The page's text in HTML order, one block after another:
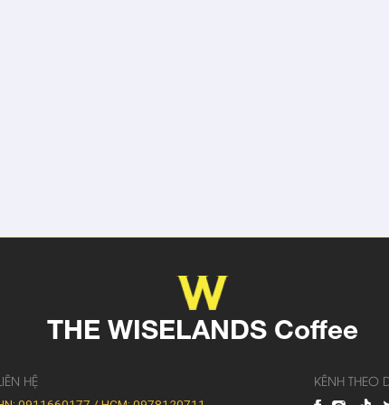
THE WISELANDS Coffee
HỆ KÊNH THEO